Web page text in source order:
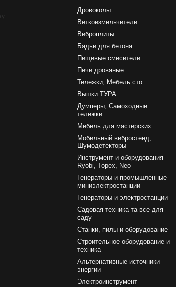
Дровоколы
Веткоизмельчители
Виброплиты
Бадьи для бетона
Пищевые смесители
Печи дровяные
Тележки, Мебель сто
Вышки ТУРА
Думперы, Самоходные
тележки
Мебель для мастерских
Мобильный вибростенд,
Шумодетекторы
Инструмент и оборудования
Ryobi, Topex, Neo
Генераторы и промышленные
миниэлектростанции
Генераторы и электростанции
Садовая техника та все для
саду
Станки, пилы и оборудование
Строительное оборудование и
техника
Альтернативные источники
энергии
Электроинструмент